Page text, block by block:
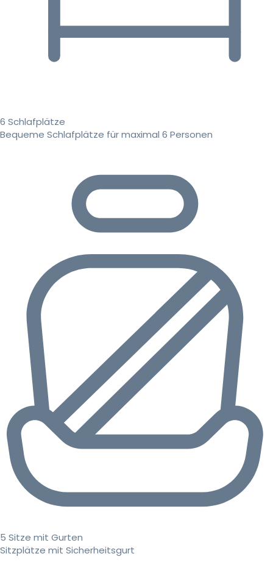
6 Schlafplätze
Bequeme Schlafplätze für maximal 6 Personen
5 Sitze mit Gurten
Sitzplätze mit Sicherheitsgurt